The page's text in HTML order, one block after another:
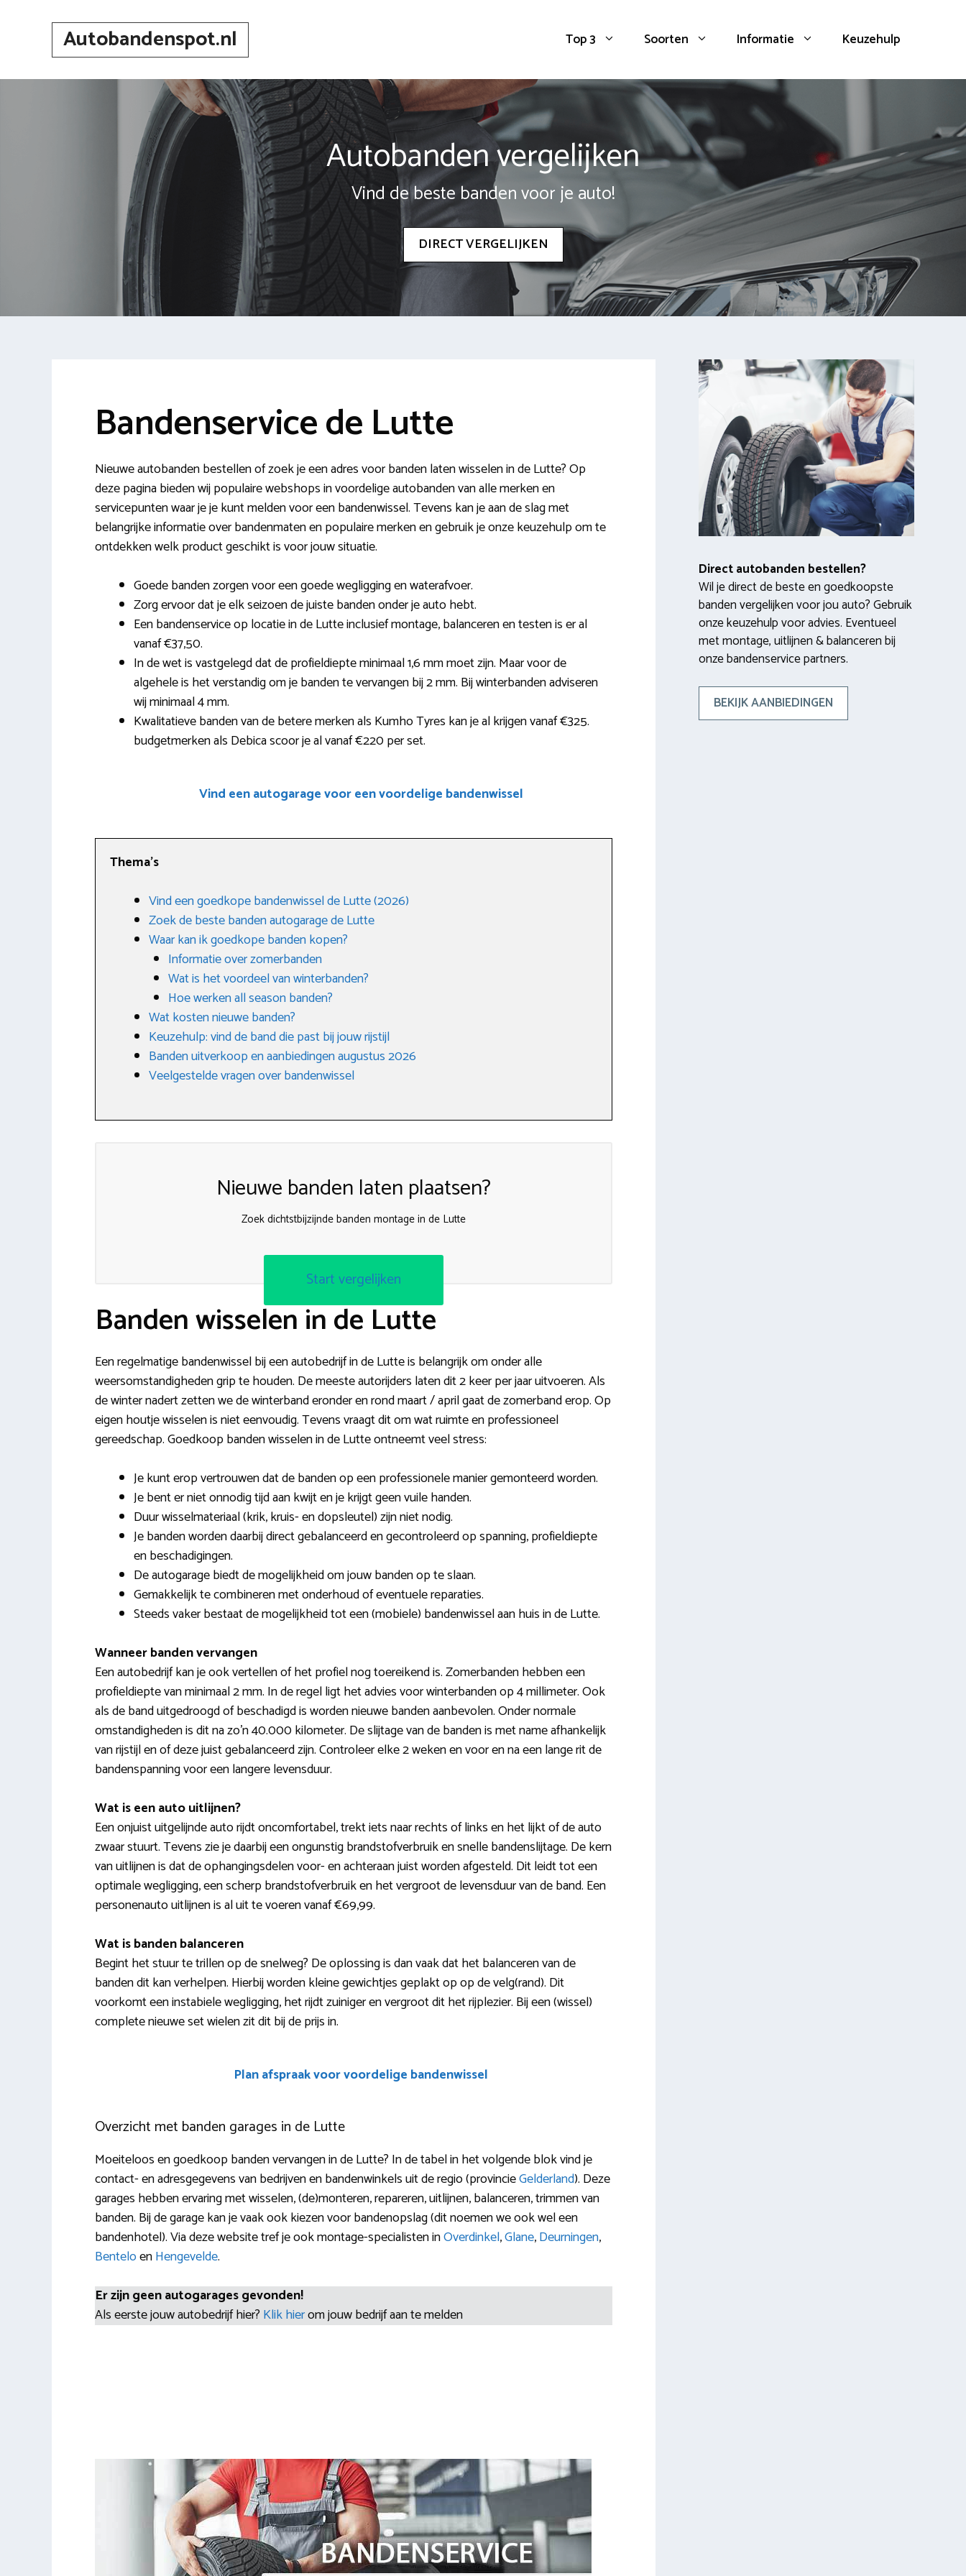
Autobandenspot.nl Top 3 Soorten Informatie Keuzehulp
Autobanden vergelijken
Vind de beste banden voor je auto!
DIRECT VERGELIJKEN
Bandenservice de Lutte
Nieuwe autobanden bestellen of zoek je een adres voor banden laten wisselen in de Lutte? Op
deze pagina bieden wij populaire webshops in voordelige autobanden van alle merken en
servicepunten waar je je kunt melden voor een bandenwissel. Tevens kan je aan de slag met
belangrijke informatie over bandenmaten en populaire merken en gebruik je onze keuzehulp om te
ontdekken welk product geschikt is voor jouw situatie.
Goede banden zorgen voor een goede wegligging en waterafvoer.
Zorg ervoor dat je elk seizoen de juiste banden onder je auto hebt.
Een bandenservice op locatie in de Lutte inclusief montage, balanceren en testen is er al
vanaf €37,50.
In de wet is vastgelegd dat de profieldiepte minimaal 1,6 mm moet zijn. Maar voor de
algehele is het verstandig om je banden te vervangen bij 2 mm. Bij winterbanden adviseren
wij minimaal 4 mm.
Kwalitatieve banden van de betere merken als Kumho Tyres kan je al krijgen vanaf €325.
budgetmerken als Debica scoor je al vanaf €220 per set.
Vind een autogarage voor een voordelige bandenwissel
Thema’s
Vind een goedkope bandenwissel de Lutte (2026)
Zoek de beste banden autogarage de Lutte
Waar kan ik goedkope banden kopen?
Informatie over zomerbanden
Wat is het voordeel van winterbanden?
Hoe werken all season banden?
Wat kosten nieuwe banden?
Keuzehulp: vind de band die past bij jouw rijstijl
Banden uitverkoop en aanbiedingen augustus 2026
Veelgestelde vragen over bandenwissel
Nieuwe banden laten plaatsen?
Zoek dichtstbijzijnde banden montage in de Lutte
Start vergelijken
Banden wisselen in de Lutte
Een regelmatige bandenwissel bij een autobedrijf in de Lutte is belangrijk om onder alle
weersomstandigheden grip te houden. De meeste autorijders laten dit 2 keer per jaar uitvoeren. Als
de winter nadert zetten we de winterband eronder en rond maart / april gaat de zomerband erop. Op
eigen houtje wisselen is niet eenvoudig. Tevens vraagt dit om wat ruimte en professioneel
gereedschap. Goedkoop banden wisselen in de Lutte ontneemt veel stress:
Je kunt erop vertrouwen dat de banden op een professionele manier gemonteerd worden.
Je bent er niet onnodig tijd aan kwijt en je krijgt geen vuile handen.
Duur wisselmateriaal (krik, kruis- en dopsleutel) zijn niet nodig.
Je banden worden daarbij direct gebalanceerd en gecontroleerd op spanning, profieldiepte
en beschadigingen.
De autogarage biedt de mogelijkheid om jouw banden op te slaan.
Gemakkelijk te combineren met onderhoud of eventuele reparaties.
Steeds vaker bestaat de mogelijkheid tot een (mobiele) bandenwissel aan huis in de Lutte.
Wanneer banden vervangen
Een autobedrijf kan je ook vertellen of het profiel nog toereikend is. Zomerbanden hebben een
profieldiepte van minimaal 2 mm. In de regel ligt het advies voor winterbanden op 4 millimeter. Ook
als de band uitgedroogd of beschadigd is worden nieuwe banden aanbevolen. Onder normale
omstandigheden is dit na zo’n 40.000 kilometer. De slijtage van de banden is met name afhankelijk
van rijstijl en of deze juist gebalanceerd zijn. Controleer elke 2 weken en voor en na een lange rit de
bandenspanning voor een langere levensduur.
Wat is een auto uitlijnen?
Een onjuist uitgelijnde auto rijdt oncomfortabel, trekt iets naar rechts of links en het lijkt of de auto
zwaar stuurt. Tevens zie je daarbij een ongunstig brandstofverbruik en snelle bandenslijtage. De kern
van uitlijnen is dat de ophangingsdelen voor- en achteraan juist worden afgesteld. Dit leidt tot een
optimale wegligging, een scherp brandstofverbruik en het vergroot de levensduur van de band. Een
personenauto uitlijnen is al uit te voeren vanaf €69,99.
Wat is banden balanceren
Begint het stuur te trillen op de snelweg? De oplossing is dan vaak dat het balanceren van de
banden dit kan verhelpen. Hierbij worden kleine gewichtjes geplakt op op de velg(rand). Dit
voorkomt een instabiele wegligging, het rijdt zuiniger en vergroot dit het rijplezier. Bij een (wissel)
complete nieuwe set wielen zit dit bij de prijs in.
Plan afspraak voor voordelige bandenwissel
Overzicht met banden garages in de Lutte
Moeiteloos en goedkoop banden vervangen in de Lutte? In de tabel in het volgende blok vind je
contact- en adresgegevens van bedrijven en bandenwinkels uit de regio (provincieGelderland). Deze
garages hebben ervaring met wisselen, (de)monteren, repareren, uitlijnen, balanceren, trimmen van
banden. Bij de garage kan je vaak ook kiezen voor bandenopslag (dit noemen we ook wel een
bandenhotel). Via deze website tref je ook montage-specialisten inOverdinkel,Glane,Deurningen,
BenteloenHengevelde.
Er zijn geen autogarages gevonden!
Als eerste jouw autobedrijf hier? Klik hierom jouw bedrijf aan te melden
Direct autobanden bestellen?
Wil je direct de beste en goedkoopste
banden vergelijken voor jou auto? Gebruik
onze keuzehulp voor advies. Eventueel
met montage, uitlijnen & balanceren bij
onze bandenservice partners.
BEKIJK AANBIEDINGEN